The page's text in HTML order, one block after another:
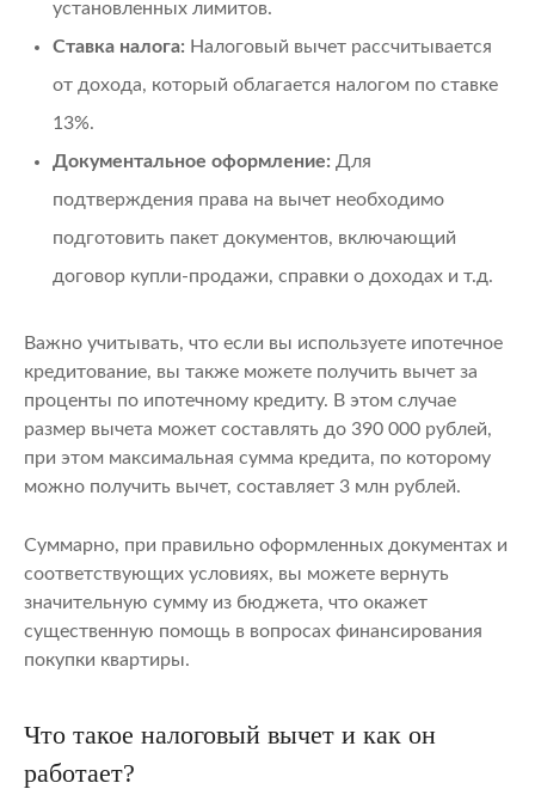
установленных лимитов.
Ставка налога: Налоговый вычет рассчитывается
от дохода, который облагается налогом по ставке
13%.
Документальное оформление: Для
подтверждения права на вычет необходимо
подготовить пакет документов, включающий
договор купли-продажи, справки о доходах и т.д.
Важно учитывать, что если вы используете ипотечное
кредитование, вы также можете получить вычет за
проценты по ипотечному кредиту. В этом случае
размер вычета может составлять до 390 000 рублей,
при этом максимальная сумма кредита, по которому
можно получить вычет, составляет 3 млн рублей.
Суммарно, при правильно оформленных документах и
соответствующих условиях, вы можете вернуть
значительную сумму из бюджета, что окажет
существенную помощь в вопросах финансирования
покупки квартиры.
Что такое налоговый вычет и как он
работает?